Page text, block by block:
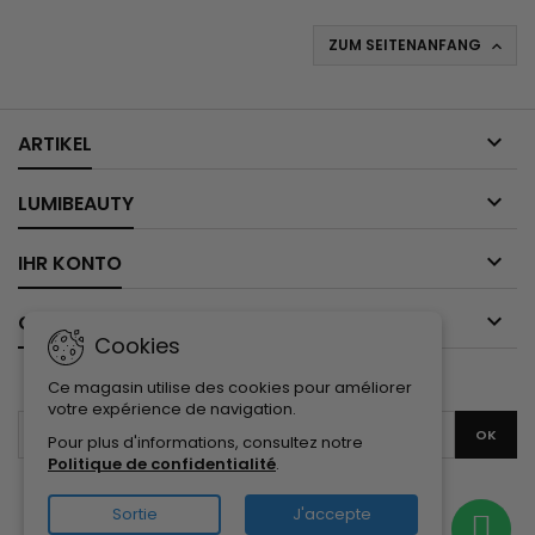
ZUM SEITENANFANG 
ARTIKEL 
LUMIBEAUTY 
IHR KONTO 
CONTACT 
Cookies
Ce magasin utilise des cookies pour améliorer
votre expérience de navigation.
Pour plus d'informations, consultez notre
Politique de confidentialité.
Sortie J'accepte
NEWSLETTER
Facebook
TwitterYouTubePinterestInstagram